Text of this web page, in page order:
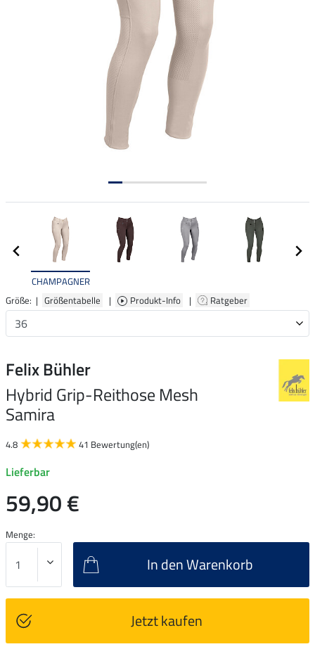
CHAMPAGNER
Größe: | Größentabelle | Produkt-Info | Ratgeber
Felix Bühler
Hybrid Grip-Reithose Mesh
Samira
4.8 41 Bewertung(en)
Lieferbar
59,90 €
Menge:
In den Warenkorb
Jetzt kaufen